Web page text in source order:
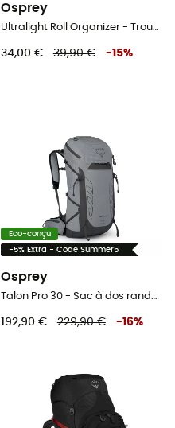
Osprey
Ultralight Roll Organizer - Trousse de toilette
34,00 € 39,90 € -15%
Eco-conçu
-5% Extra - Code Summer5
Osprey
Talon Pro 30 - Sac à dos randonnée homme
192,90 € 229,90 € -16%